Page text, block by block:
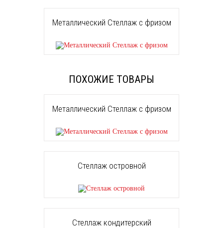
Металлический Стеллаж с фризом
ПОХОЖИЕ ТОВАРЫ
Металлический Стеллаж с фризом
Стеллаж островной
Стеллаж кондитерский